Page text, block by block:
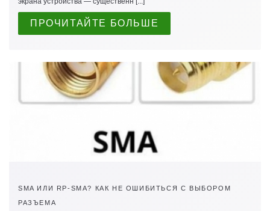
ПРОЧИТАЙТЕ БОЛЬШЕ
SMA ИЛИ RP-SMA? КАК НЕ ОШИБИТЬСЯ С ВЫБОРОМ
РАЗЪЕМА